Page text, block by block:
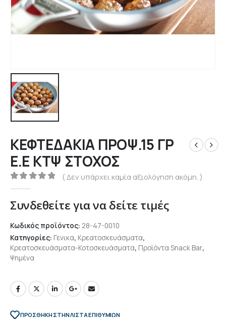
ΚΕΦΤΕΔΑΚΙΑ ΠΡΟΨ.15 ΓΡ
Ε.Ε ΚΤΨ ΣΤΟΧΟΣ
0out of 5
( Δεν υπάρχει καμία αξιολόγηση ακόμη. )
Συνδεθείτε για να δείτε τιμές
Κωδικός προϊόντος: 28-47-0010
Κατηγορίες: Γενικα, Κρεατοσκευάσματα,
Κρεατοσκευάσματα-Κοτοσκευάσματα, Προϊόντα Snack Bar,
Ψημένα
ΠΡΌΣΘΉΚΗ ΣΤΗΝ ΛΊΣΤΑ ΕΠΙΘΥΜΙΏΝ